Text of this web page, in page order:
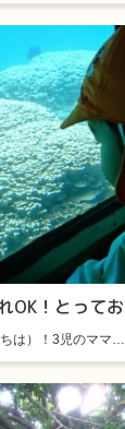
は）！3児のママ…